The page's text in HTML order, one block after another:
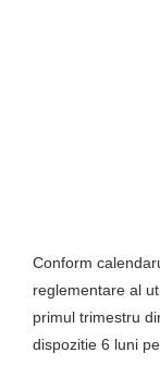
Conform
reglementare al
primul trimestru
dispozitie 6 luni